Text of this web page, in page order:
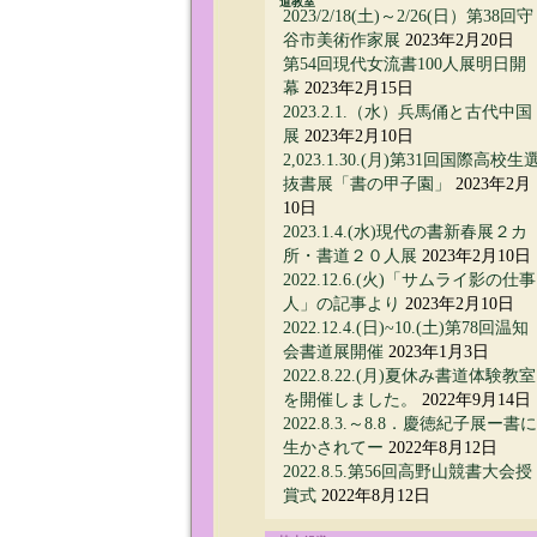
2023/2/18(土)～2/26(日）第38回守
谷市美術作家展 2023年2月20日
第54回現代女流書100人展明日開
幕 2023年2月15日
2023.2.1.（水）兵馬俑と古代中国
展 2023年2月10日
2,023.1.30.(月)第31回国際高校生
抜書展「書の甲子園」
2023年2月
10日
2023.1.4.(水)現代の書新春展２カ
所・書道２０人展 2023年2月10日
2022.12.6.(火)「サムライ影の仕事
人」の記事より 2023年2月10日
2022.12.4.(日)~10.(土)第78回温知
会書道展開催 2023年1月3日
2022.8.22.(月)夏休み書道体験教室
を開催しました。
2022年9月14日
2022.8.3.～8.8．慶徳紀子展ー書に
生かされてー 2022年8月12日
2022.8.5.第56回高野山競書大会授
賞式 2022年8月12日